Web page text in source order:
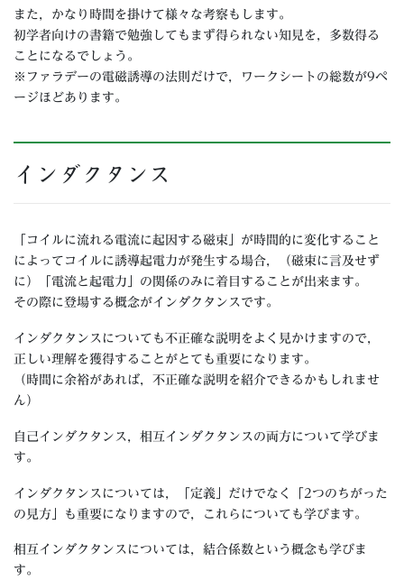
また，かなり時間を掛けて様々な考察もします。
初学者向けの書籍で勉強してもまず得られない知見を，多数得る
ことになるでしょう。
※ファラデーの電磁誘導の法則だけで，ワークシートの総数が9ペ
ージほどあります。
インダクタンス
「コイルに流れる電流に起因する磁束」が時間的に変化すること
によってコイルに誘導起電力が発生する場合，（磁束に言及せず
に）「電流と起電力」の関係のみに着目することが出来ます。
その際に登場する概念がインダクタンスです。
インダクタンスについても不正確な説明をよく見かけますので，
正しい理解を獲得することがとても重要になります。
（時間に余裕があれば，不正確な説明を紹介できるかもしれませ
ん）
自己インダクタンス，相互インダクタンスの両方について学びま
す。
インダクタンスについては，「定義」だけでなく「2つのちがった
の見方」も重要になりますので，これらについても学びます。
相互インダクタンスについては，結合係数という概念も学びま
す。